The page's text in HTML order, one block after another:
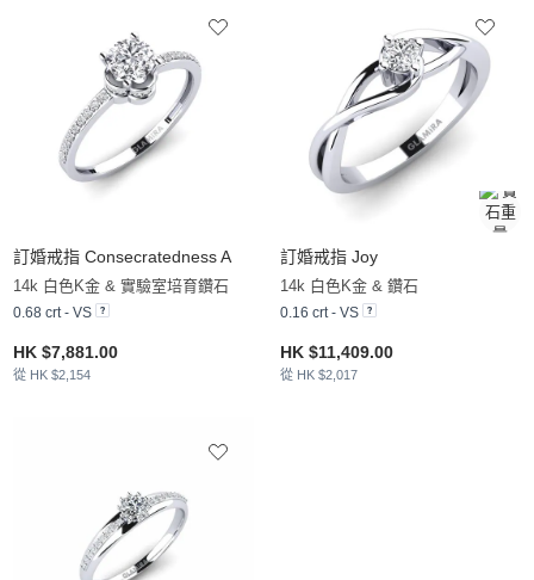
訂婚戒指 Consecratedness A
14k 白色K金 & 實驗室培育鑽石
0.68 crt - VS
HK $7,881.00
從 HK $2,154
訂婚戒指 Joy
14k 白色K金 & 鑽石
0.16 crt - VS
HK $11,409.00
從 HK $2,017